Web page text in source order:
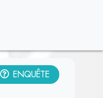
ENQUÊTE